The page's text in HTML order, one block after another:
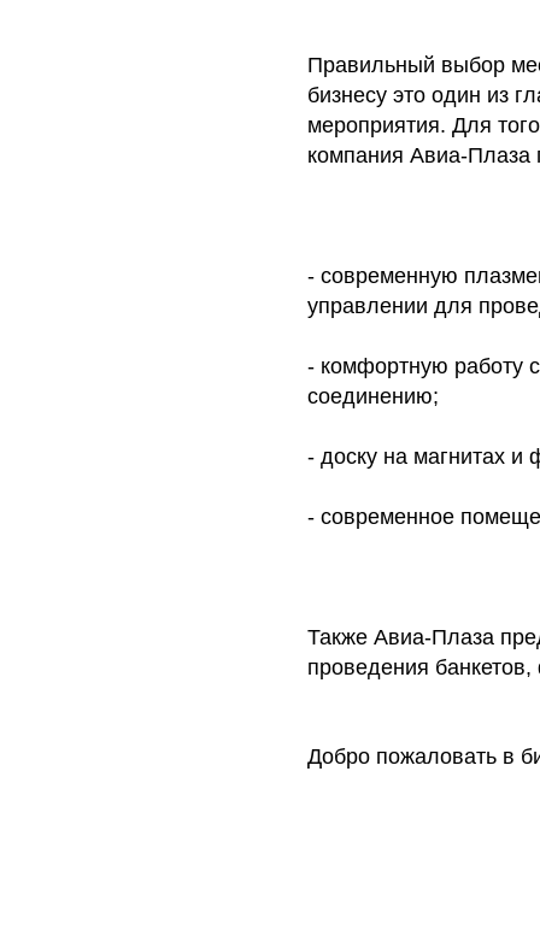
Правильный выбор
бизнесу это один из
мероприятия. Для
компания Авиа-Плаза
- современную
управлении для
- комфортную работу
соединению;
- доску на магнитах и
- современное
Также Авиа-Плаза
проведения
Добро пожаловать в